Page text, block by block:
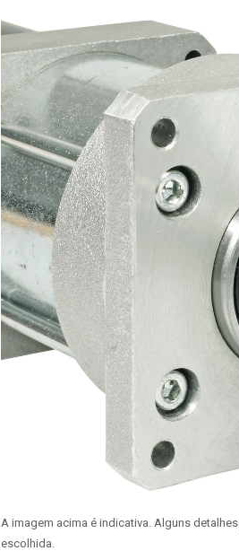
A imagem acima é indicativa. Alguns
escolhida.